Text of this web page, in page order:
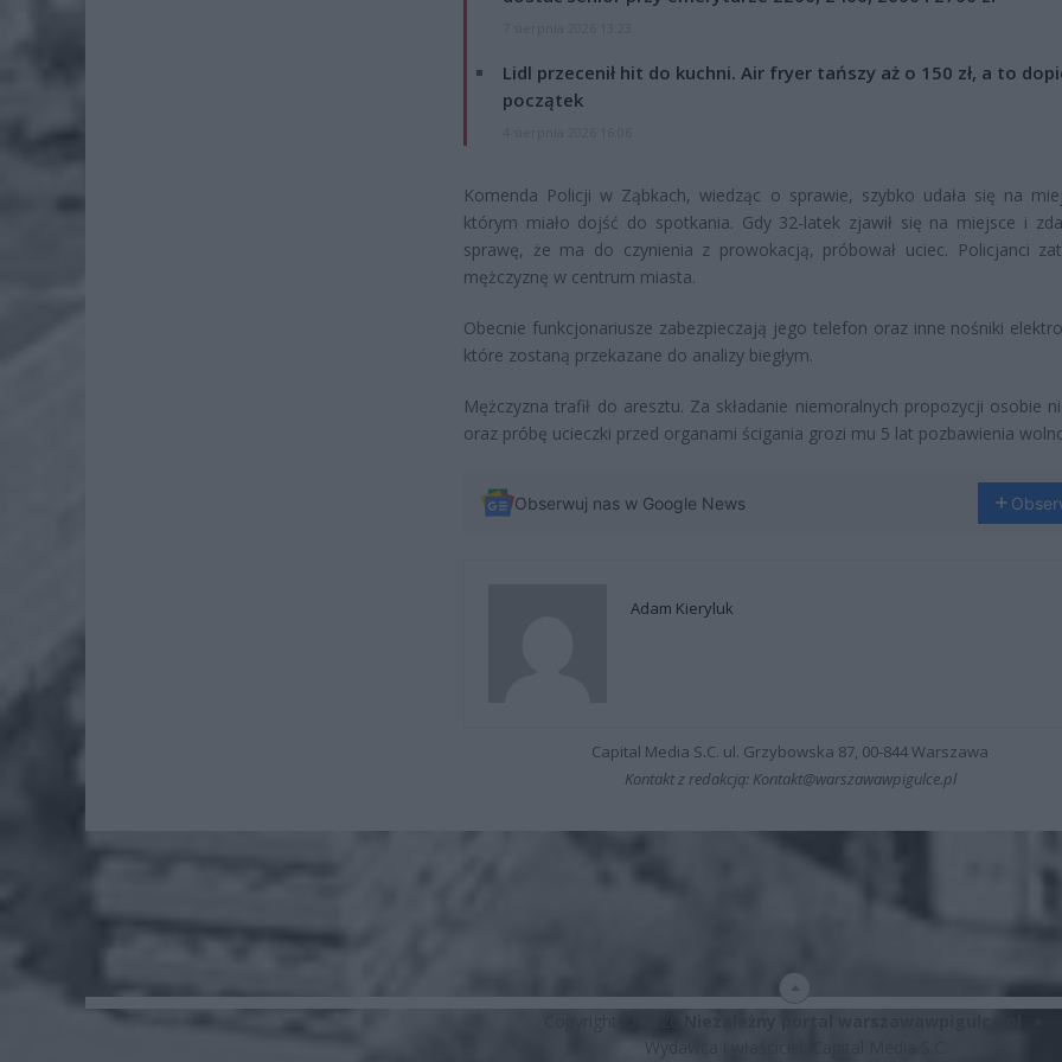
Lidl przecenił hit do kuchni. Air fryer tańszy aż o 150 zł, a to
początek
Komenda Policji w Ząbkach, wiedząc o sprawie, szybko udała się na
którym miało dojść do spotkania. Gdy 32-latek zjawił się na miejsce i
sprawę, że ma do czynienia z prowokacją, próbował uciec. Policjanci
mężczyznę w centrum miasta.
Obecnie funkcjonariusze zabezpieczają jego telefon oraz inne nośniki
które zostaną przekazane do analizy biegłym.
Mężczyzna trafił do aresztu. Za składanie niemoralnych propozycji osobie
oraz próbę ucieczki przed organami ścigania grozi mu 5 lat pozbawienia
Obserwuj nas w Google News
Adam Kieryluk
Capital Media S.C. ul. Grzybowska 87, 00-844 Warszawa
Kontakt z redakcją: Kontakt@warszawawpigulce.pl
Wydawca i właściciel: Capital Media S.C.